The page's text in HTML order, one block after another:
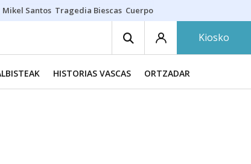
Mikel Santos Tragedia Biescas Cuerpo ría
Kiosko
HISTORIAS VASCAS ORTZADAR